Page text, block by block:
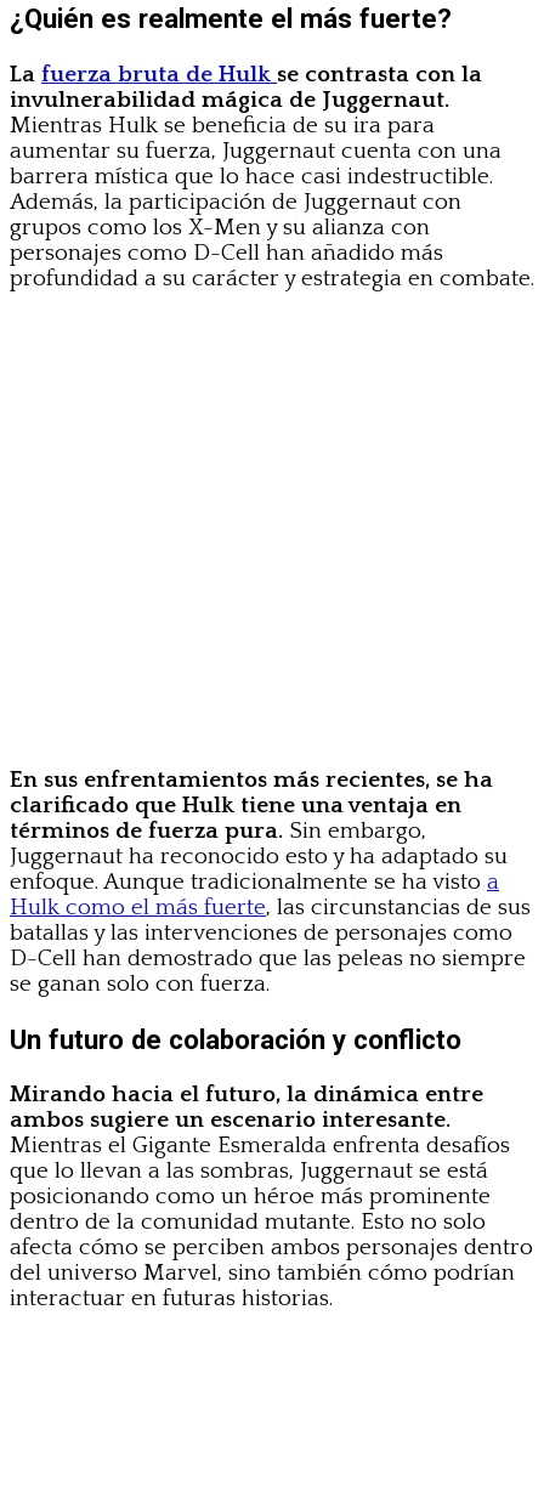
¿Quién es realmente el más fuerte?
La fuerza bruta de Hulk se contrasta con la
invulnerabilidad mágica de Juggernaut.
Mientras Hulk se beneficia de su ira para
aumentar su fuerza, Juggernaut cuenta con una
barrera mística que lo hace casi indestructible.
Además, la participación de Juggernaut con
grupos como los X-Men y su alianza con
personajes como D-Cell han añadido más
profundidad a su carácter y estrategia en combate.
En sus enfrentamientos más recientes, se ha
clarificado que Hulk tiene una ventaja en
términos de fuerza pura. Sin embargo,
Juggernaut ha reconocido esto y ha adaptado su
enfoque. Aunque tradicionalmente se ha visto a
Hulk como el más fuerte, las circunstancias de sus
batallas y las intervenciones de personajes como
D-Cell han demostrado que las peleas no siempre
se ganan solo con fuerza.
Un futuro de colaboración y conflicto
Mirando hacia el futuro, la dinámica entre
ambos sugiere un escenario interesante.
Mientras el Gigante Esmeralda enfrenta desafíos
que lo llevan a las sombras, Juggernaut se está
posicionando como un héroe más prominente
dentro de la comunidad mutante. Esto no solo
afecta cómo se perciben ambos personajes dentro
del universo Marvel, sino también cómo podrían
interactuar en futuras historias.